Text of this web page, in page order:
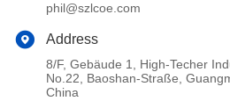
phil@szlcoe.com
Address
8/F, Gebäude 1, High-Techer
No.22, Baoshan-Straße,
China